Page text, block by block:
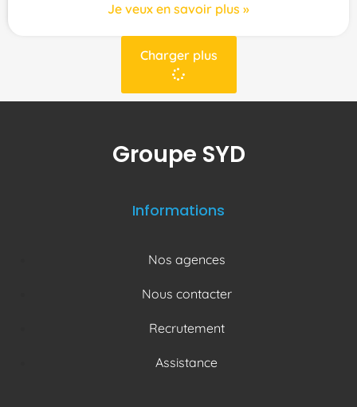
Je veux en savoir plus »
Charger plus
Groupe SYD
Informations
Nos agences
Nous contacter
Recrutement
Assistance